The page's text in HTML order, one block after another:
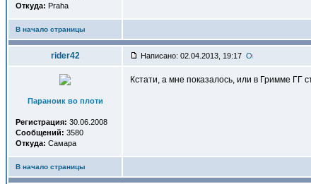
Откуда: Praha
В начало страницы
rider42 Написано: 02.04.2013, 19:17
Параноик во плоти
Регистрация: 30.06.2008
Сообщений: 3580
Откуда: Самара
Кстати, а мне показалось, или в Гримме ГГ
В начало страницы